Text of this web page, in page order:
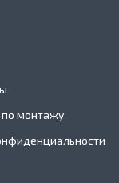
по монтажу